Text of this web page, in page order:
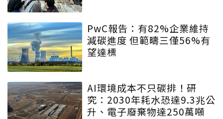
PwC報告：有82%企業維持
減碳進度 但範疇三僅56%有
望達標
AI環境成本不只碳排！研
究：2030年耗水恐達9.3兆公
升、電子廢棄物達250萬噸